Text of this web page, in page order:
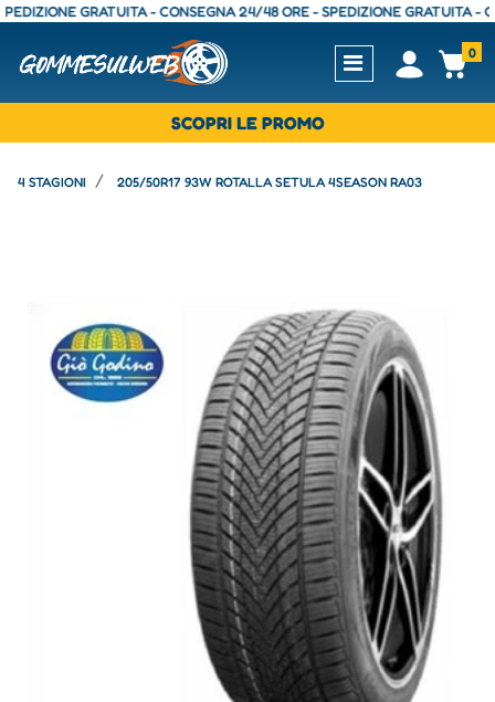
GRATUITA - CONSEGNA 24/48 ORE - SPEDIZIONE GRATUITA -
Open0
SCOPRI LE PROMO
4 STAGIONI 205/50R17 93W ROTALLA SETULA 4SEASON RA03